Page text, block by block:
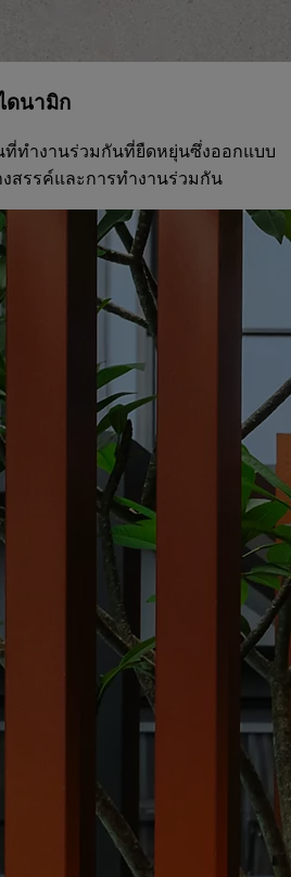
ดนามิก
ที่ทำงานร่วมกันที่ยืดหยุ่นซึ่งออกแบบ
สรรค์และการทำงานร่วมกัน